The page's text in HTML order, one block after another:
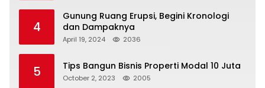
4
Gunung Ruang Erupsi, Begini Kronologi
dan Dampaknya
April 19, 2024 2036
5 Tips Bangun Bisnis Properti Modal 10 Juta
October 2, 2023 2005